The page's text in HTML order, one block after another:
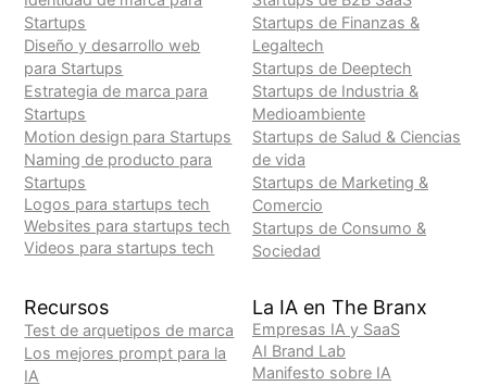
Startups
Diseño y desarrollo web
para Startups
Estrategia de marca para
Startups
Motion design para Startups
Naming de producto para
Startups
Logos para startups tech
Websites para startups tech
Videos para startups tech
Startups de Finanzas &
Legaltech
Startups de Deeptech
Startups de Industria &
Medioambiente
Startups de Salud & Ciencias
de vida
Startups de Marketing &
Comercio
Startups de Consumo &
Sociedad
Recursos
Test de arquetipos de marca
Los mejores prompt para la
IA
La IA en The Branx
Empresas IA y SaaS
AI Brand Lab
Manifesto sobre IA